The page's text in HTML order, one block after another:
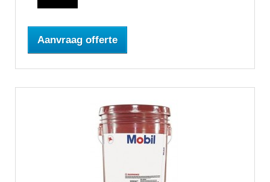
Aanvraag offerte